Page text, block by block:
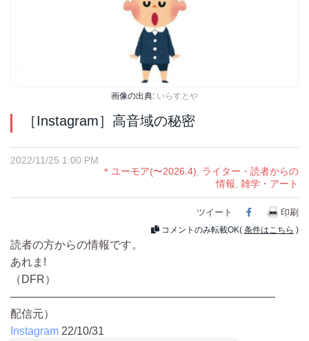
画像の出典: いらすとや
［Instagram］高音域の秘密
2022/11/25 1:00 PM
＊ユーモア(〜2026.4)
ライター・読者からの
情報 雑学・アート
ツイート Facebook
印刷
コメントのみ転載OK( 条件はこちら )
読者の方からの情報です。
あれま!
（DFR）
————————————————————————
配信元）
Instagram 22/10/31